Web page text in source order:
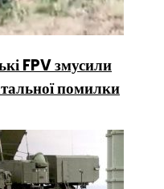
FPV змусили
помилки